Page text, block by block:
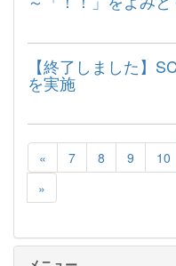
【終了しました】
を実施
« 7 8 9 10
»